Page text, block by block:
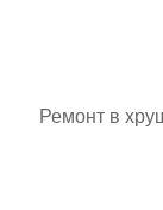
Ремонт в